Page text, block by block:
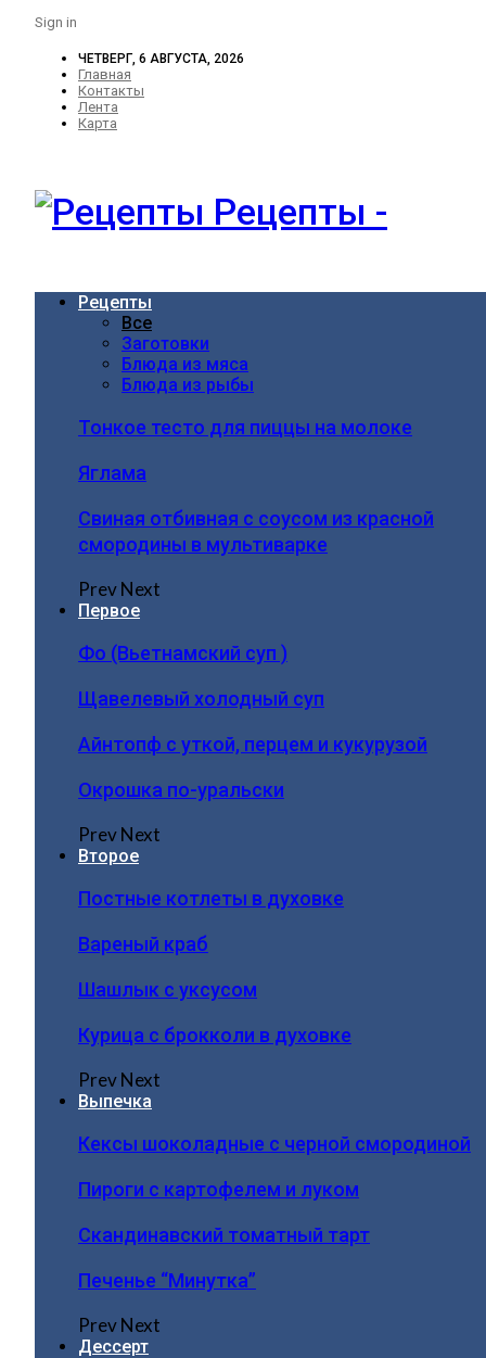
Sign in
ЧЕТВЕРГ, 6 АВГУСТА, 2026
Главная
Контакты
Лента
Карта
Рецепты -
Рецепты
Все
Заготовки
Блюда из мяса
Блюда из рыбы
Тонкое тесто для пиццы на молоке
Яглама
Свиная отбивная с соусом из красной
смородины в мультиварке
PrevNext
Первое
Фо (Вьетнамский суп )
Щавелевый холодный суп
Айнтопф с уткой, перцем и кукурузой
Окрошка по-уральски
PrevNext
Второе
Постные котлеты в духовке
Вареный краб
Шашлык с уксусом
Курица с брокколи в духовке
PrevNext
Выпечка
Кексы шоколадные с черной смородиной
Пироги c картофелем и луком
Скандинавский томатный тарт
Печенье “Минутка”
PrevNext
Дессерт